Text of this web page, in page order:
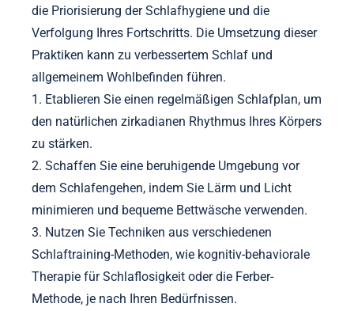
die Priorisierung der Schlafhygiene und die
Verfolgung Ihres Fortschritts. Die Umsetzung dieser
Praktiken kann zu verbessertem Schlaf und
allgemeinem Wohlbefinden führen.
1. Etablieren Sie einen regelmäßigen Schlafplan, um
den natürlichen zirkadianen Rhythmus Ihres Körpers
zu stärken.
2. Schaffen Sie eine beruhigende Umgebung vor
dem Schlafengehen, indem Sie Lärm und Licht
minimieren und bequeme Bettwäsche verwenden.
3. Nutzen Sie Techniken aus verschiedenen
Schlaftraining-Methoden, wie kognitiv-behaviorale
Therapie für Schlaflosigkeit oder die Ferber-
Methode, je nach Ihren Bedürfnissen.